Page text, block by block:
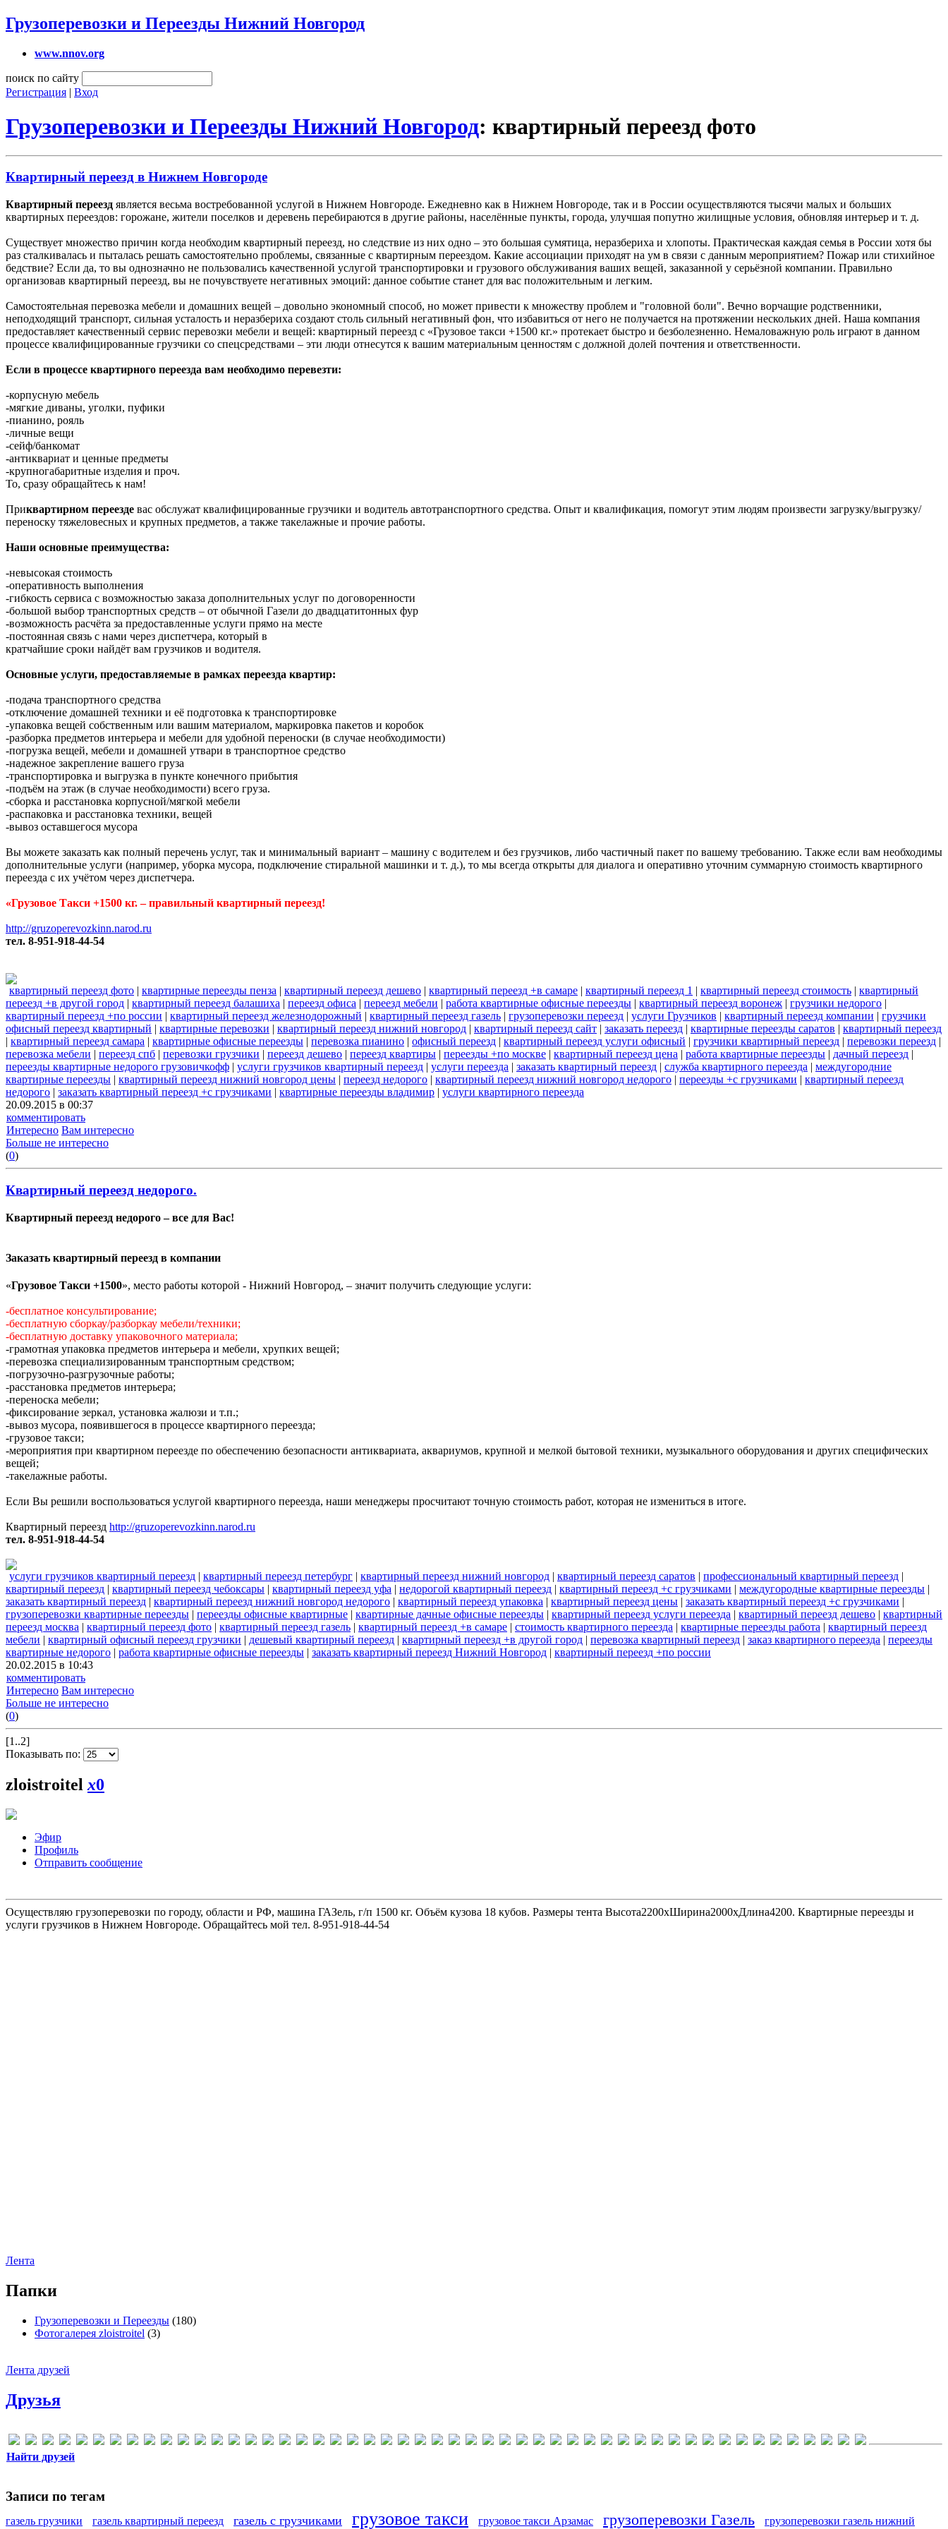
Грузоперевозки и Переезды Нижний Новгород
www.nnov.org
поиск по сайту
Регистрация | Вход
Грузоперевозки и Переезды Нижний Новгород: квартирный переезд фото
Квартирный переезд в Нижнем Новгороде
Квартирный переезд является весьма востребованной услугой в Нижнем Новгороде. Ежедневно как в Нижнем Новгороде, так и в России осуществляются тысячи малых и больших
квартирных переездов: горожане, жители поселков и деревень перебираются в другие районы, населённые пункты, города, улучшая попутно жилищные условия, обновляя интерьер и т. д.
Существует множество причин когда необходим квартирный переезд, но следствие из них одно – это большая сумятица, неразбериха и хлопоты. Практическая каждая семья в России хотя бы
раз сталкивалась и пыталась решать самостоятельно проблемы, связанные с квартирным переездом. Какие ассоциации приходят на ум в связи с данным мероприятием? Пожар или стихийное
бедствие? Если да, то вы однозначно не пользовались качественной услугой транспортировки и грузового обслуживания ваших вещей, заказанной у серьёзной компании. Правильно
организовав квартирный переезд, вы не почувствуете негативных эмоций: данное событие станет для вас положительным и легким.
Самостоятельная перевозка мебели и домашних вещей – довольно экономный способ, но может привести к множеству проблем и "головной боли". Вечно ворчащие родственники,
неподходящий транспорт, сильная усталость и неразбериха создают столь сильный негативный фон, что избавиться от него не получается на протяжении нескольких дней. Наша компания
предоставляет качественный сервис перевозки мебели и вещей: квартирный переезд с «Грузовое такси +1500 кг.» протекает быстро и безболезненно. Немаловажную роль играют в данном
процессе квалифицированные грузчики со спецсредствами – эти люди отнесутся к вашим материальным ценностям с должной долей почтения и ответственности.
Если в процессе квартирного переезда вам необходимо перевезти:
-корпусную мебель
-мягкие диваны, уголки, пуфики
-пианино, рояль
-личные вещи
-сейф/банкомат
-антиквариат и ценные предметы
-крупногабаритные изделия и проч.
То, сразу обращайтесь к нам!
Приквартирном переезде вас обслужат квалифицированные грузчики и водитель автотранспортного средства. Опыт и квалификация, помогут этим людям произвести загрузку/выгрузку/
переноску тяжеловесных и крупных предметов, а также такелажные и прочие работы.
Наши основные преимущества:
-невысокая стоимость
-оперативность выполнения
-гибкость сервиса с возможностью заказа дополнительных услуг по договоренности
-большой выбор транспортных средств – от обычной Газели до двадцатитонных фур
-возможность расчёта за предоставленные услуги прямо на месте
-постоянная связь с нами через диспетчера, который в
кратчайшие сроки найдёт вам грузчиков и водителя.
Основные услуги, предоставляемые в рамках переезда квартир:
-подача транспортного средства
-отключение домашней техники и её подготовка к транспортировке
-упаковка вещей собственным или вашим материалом, маркировка пакетов и коробок
-разборка предметов интерьера и мебели для удобной переноски (в случае необходимости)
-погрузка вещей, мебели и домашней утвари в транспортное средство
-надежное закрепление вашего груза
-транспортировка и выгрузка в пункте конечного прибытия
-подъём на этаж (в случае необходимости) всего груза.
-сборка и расстановка корпусной/мягкой мебели
-распаковка и расстановка техники, вещей
-вывоз оставшегося мусора
Вы можете заказать как полный перечень услуг, так и минимальный вариант – машину с водителем и без грузчиков, либо частичный пакет по вашему требованию. Также если вам необходимы
дополнительные услуги (например, уборка мусора, подключение стиральной машинки и т. д.), то мы всегда открыты для диалога и оперативно уточним суммарную стоимость квартирного
переезда с их учётом через диспетчера.
«Грузовое Такси +1500 кг. – правильный квартирный переезд!
http://gruzoperevozkinn.narod.ru
тел. 8-951-918-44-54
квартирный переезд фото | квартирные переезды пенза | квартирный переезд дешево | квартирный переезд +в самаре | квартирный переезд 1 | квартирный переезд стоимость | квартирный
переезд +в другой город | квартирный переезд балашиха | переезд офиса | переезд мебели | работа квартирные офисные переезды | квартирный переезд воронеж | грузчики недорого |
квартирный переезд +по россии | квартирный переезд железнодорожный | квартирный переезд газель | грузоперевозки переезд | услуги Грузчиков | квартирный переезд компании | грузчики
офисный переезд квартирный | квартирные перевозки | квартирный переезд нижний новгород | квартирный переезд сайт | заказать переезд | квартирные переезды саратов | квартирный переезд
| квартирный переезд самара | квартирные офисные переезды | перевозка пианино | офисный переезд | квартирный переезд услуги офисный | грузчики квартирный переезд | перевозки переезд |
перевозка мебели | переезд спб | перевозки грузчики | переезд дешево | переезд квартиры | переезды +по москве | квартирный переезд цена | работа квартирные переезды | дачный переезд |
переезды квартирные недорого грузовичкофф | услуги грузчиков квартирный переезд | услуги переезда | заказать квартирный переезд | служба квартирного переезда | междугородние
квартирные переезды | квартирный переезд нижний новгород цены | переезд недорого | квартирный переезд нижний новгород недорого | переезды +с грузчиками | квартирный переезд
недорого | заказать квартирный переезд +с грузчиками | квартирные переезды владимир | услуги квартирного переезда
20.09.2015 в 00:37
комментировать
Интересно Вам интересно
Больше не интересно
(0)
Квартирный переезд недорого.
Квартирный переезд недорого – все для Вас!
Заказать квартирный переезд в компании
«Грузовое Такси +1500», место работы которой - Нижний Новгород, – значит получить следующие услуги:
-бесплатное консультирование;
-бесплатную сборкау/разборкау мебели/техники;
-бесплатную доставку упаковочного материала;
-грамотная упаковка предметов интерьера и мебели, хрупких вещей;
-перевозка специализированным транспортным средством;
-погрузочно-разгрузочные работы;
-расстановка предметов интерьера;
-переноска мебели;
-фиксирование зеркал, установка жалюзи и т.п.;
-вывоз мусора, появившегося в процессе квартирного переезда;
-грузовое такси;
-мероприятия при квартирном переезде по обеспечению безопасности антиквариата, аквариумов, крупной и мелкой бытовой техники, музыкального оборудования и других специфических
вещей;
-такелажные работы.
Если Вы решили воспользоваться услугой квартирного переезда, наши менеджеры просчитают точную стоимость работ, которая не измениться в итоге.
Квартирный переезд http://gruzoperevozkinn.narod.ru
тел. 8-951-918-44-54
услуги грузчиков квартирный переезд | квартирный переезд петербург | квартирный переезд нижний новгород | квартирный переезд саратов | профессиональный квартирный переезд |
квартирный переезд | квартирный переезд чебоксары | квартирный переезд уфа | недорогой квартирный переезд | квартирный переезд +с грузчиками | междугородные квартирные переезды |
заказать квартирный переезд | квартирный переезд нижний новгород недорого | квартирный переезд упаковка | квартирный переезд цены | заказать квартирный переезд +с грузчиками |
грузоперевозки квартирные переезды | переезды офисные квартирные | квартирные дачные офисные переезды | квартирный переезд услуги переезда | квартирный переезд дешево | квартирный
переезд москва | квартирный переезд фото | квартирный переезд газель | квартирный переезд +в самаре | стоимость квартирного переезда | квартирные переезды работа | квартирный переезд
мебели | квартирный офисный переезд грузчики | дешевый квартирный переезд | квартирный переезд +в другой город | перевозка квартирный переезд | заказ квартирного переезда | переезды
квартирные недорого | работа квартирные офисные переезды | заказать квартирный переезд Нижний Новгород | квартирный переезд +по россии
20.02.2015 в 10:43
комментировать
Интересно Вам интересно
Больше не интересно
(0)
[1..2]
Показывать по:
zloistroitel x0
Эфир
Профиль
Отправить сообщение
Осуществляю грузоперевозки по городу, области и РФ, машина ГАЗель, г/п 1500 кг. Объём кузова 18 кубов. Размеры тента Высота2200хШирина2000хДлина4200. Квартирные переезды и
услуги грузчиков в Нижнем Новгороде. Обращайтесь мой тел. 8-951-918-44-54
Лента
Папки
Грузоперевозки и Переезды (180)
Фотогалерея zloistroitel (3)
Лента друзей
Друзья
Найти друзей
Записи по тегам
газель грузчики газель квартирный переезд газель с грузчиками грузовое такси грузовое такси Арзамас грузоперевозки Газель грузоперевозки газель нижний